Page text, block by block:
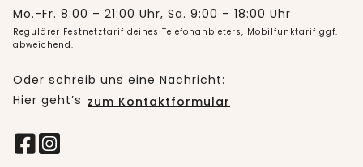
Mo.-Fr. 8:00 – 21:00 Uhr, Sa. 9:00 – 18:00 Uhr
Regulärer Festnetztarif deines Telefonanbieters, Mobilfunktarif ggf.
abweichend.
Oder schreib uns eine Nachricht:
Hier geht’s zum Kontaktformular